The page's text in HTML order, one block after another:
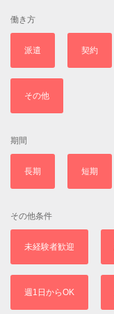
働き方
派遣 契約
その他
期間
長期 短期
その他条件
未経験者歓迎
週1日からOK